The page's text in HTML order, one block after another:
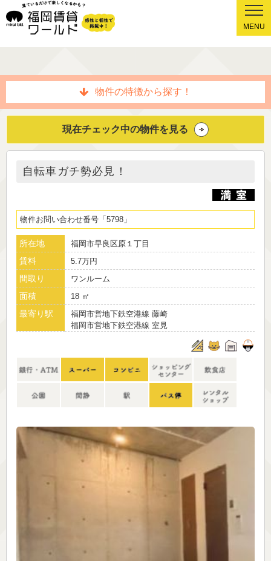
MENU
物件の特徴から探す！
現在チェック中の物件を見る
自転車ガチ勢必見！
物件お問い合わせ番号 5798
所在地 福岡市早良区原１丁目
賃料 5.7万円
間取り ワンルーム
面積 18 ㎡
最寄り駅
福岡市営地下鉄空港線 藤崎
福岡市営地下鉄空港線 室見